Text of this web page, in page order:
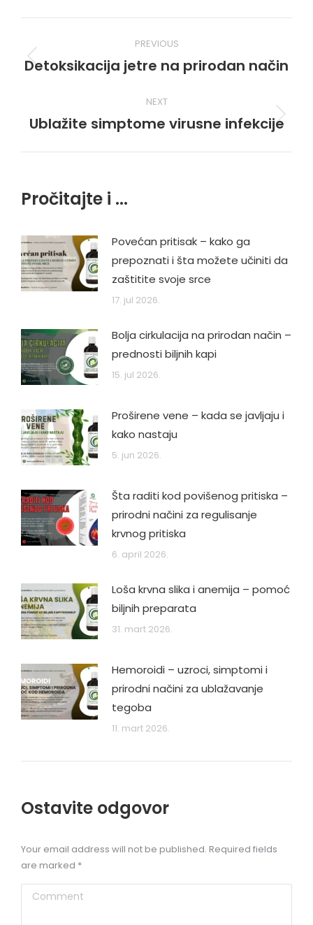
navigation
PREVIOUS
Previous
Detoksikacija jetre na prirodan način
NEXT
Next
Ublažite simptome virusne infekcije
Pročitajte i ...
Povećan pritisak – kako ga
prepoznati i šta možete učiniti da
zaštitite svoje srce
17. jul 2026.
Bolja cirkulacija na prirodan način –
prednosti biljnih kapi
15. jul 2026.
Proširene vene – kada se javljaju i
kako nastaju
5. jun 2026.
Šta raditi kod povišenog pritiska –
prirodni načini za regulisanje
krvnog pritiska
6. april 2026.
Loša krvna slika i anemija – pomoć
biljnih preparata
31. mart 2026.
Hemoroidi – uzroci, simptomi i
prirodni načini za ublažavanje
tegoba
11. mart 2026.
Ostavite odgovor
Your email address will not be published. Required fields
are marked *
Comment